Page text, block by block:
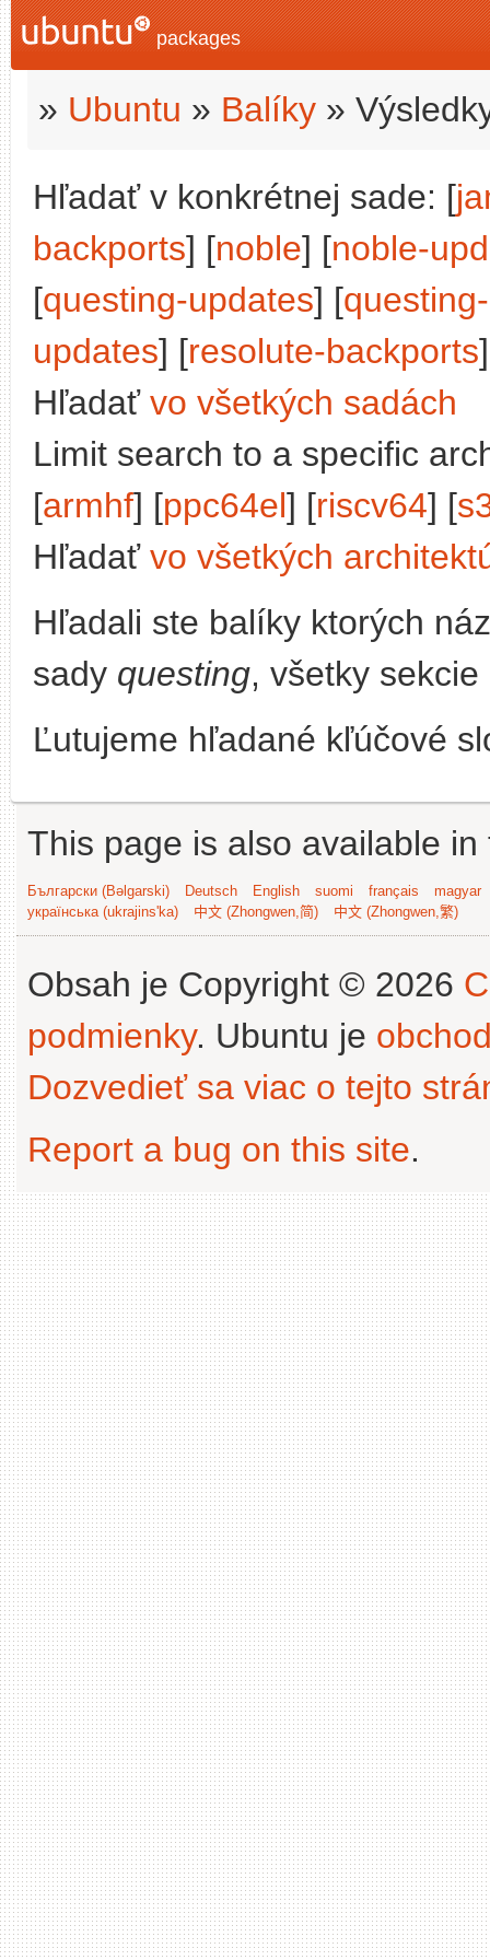
packages
» Ubuntu » Balíky »
Hľadať v konkrétnej sade: [
backports] [noble] [noble-
[questing-updates] [
updates] [resolute-backports
Hľadať vo všetkých sadách
Limit search to a specific
[armhf] [ppc64el] [riscv64] [
Hľadať vo všetkých
Hľadali ste balíky ktorých
sady questing, všetky
Ľutujeme hľadané kľúčové
This page is also available
Български (Bəlgarski) Deutsch English suomi français
magyar
українська (ukrajins'ka)
中文 (Zhongwen,简) 中文 (Zhongwen,繁)
Obsah je Copyright © 2026
podmienky. Ubuntu je
Dozvedieť sa viac o tejto
Report a bug on this site.